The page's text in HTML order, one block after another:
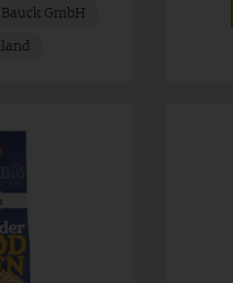
Bauck GmbH